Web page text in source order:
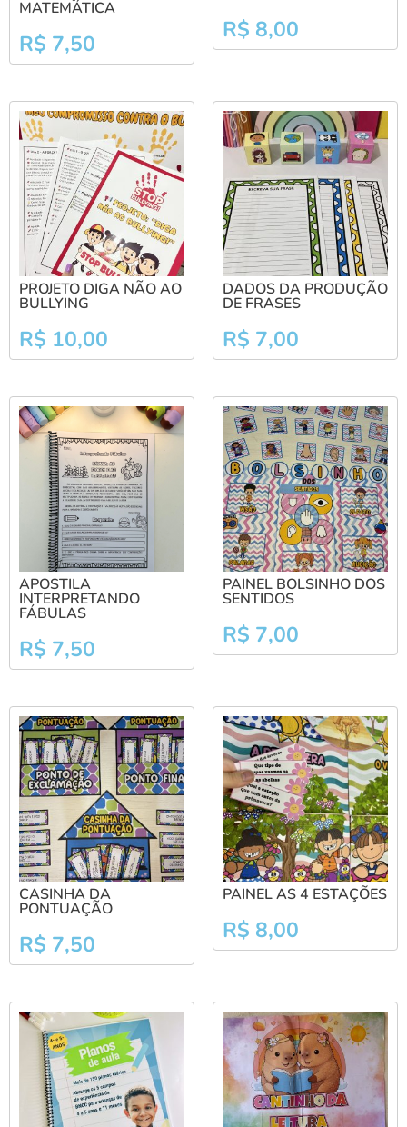
MATEMÁTICA
R$ 7,50
R$ 8,00
PROJETO DIGA NÃO AO
BULLYING
R$ 10,00
DADOS DA PRODUÇÃO
DE FRASES
R$ 7,00
APOSTILA
INTERPRETANDO
FÁBULAS
R$ 7,50
PAINEL BOLSINHO DOS
SENTIDOS
R$ 7,00
CASINHA DA
PONTUAÇÃO
R$ 7,50
PAINEL AS 4 ESTAÇÕES
R$ 8,00